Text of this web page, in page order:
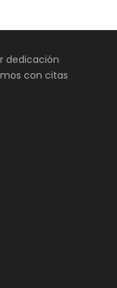
dedicación
con citas